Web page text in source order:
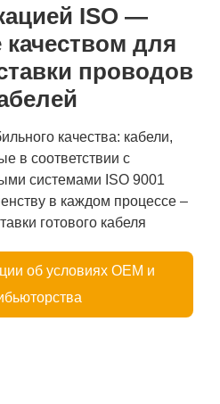
ISO —
для
проводов
качества: кабели,
в соответствии с
системами ISO 9001
в каждом процессе –
готового кабеля
об условиях OEM и